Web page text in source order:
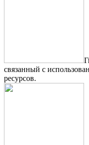
связанный с
ресурсов.